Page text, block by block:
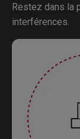
Restez dans la
interférences.